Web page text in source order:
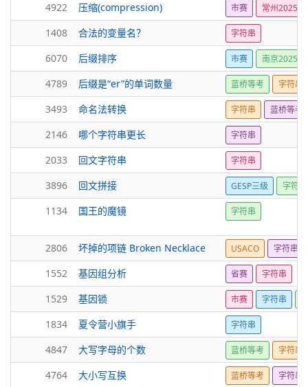
4922 压缩(compression) 市赛 常州2025
1408 合法的变量名？ 字符串
6070 后缀排序 市赛 南京2025
4789 后缀是“er”的单词数量 蓝桥等考 字符串
3493 命名法转换 字符串 蓝桥等考
2146 哪个字符串更长 字符串
2033 回文字符串 字符串
3896 回文拼接 GESP三级 字符串
1134 国王的魔镜 字符串
2806 坏掉的项链 Broken Necklace USACO 字符串
1552 基因组分析 省赛 字符串
1529 基因锁 市赛 字符串
1834 夏令营小旗手 字符串
4847 大写字母的个数 蓝桥等考 字符串
4764 大小写互换 蓝桥等考 字符串